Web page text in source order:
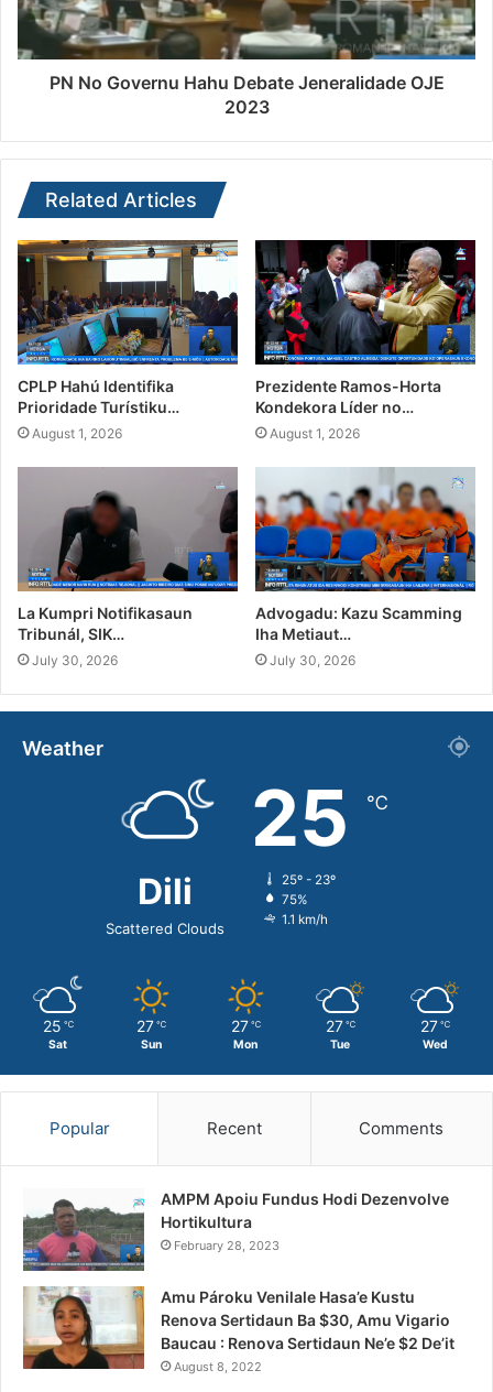
PN No Governu Hahu Debate Jeneralidade OJE
2023
Related Articles
CPLP Hahú Identifika
Prioridade Turístiku…
August 1, 2026
Prezidente Ramos-Horta
Kondekora Líder no…
August 1, 2026
La Kumpri Notifikasaun
Tribunál, SIK…
July 30, 2026
Advogadu: Kazu Scamming
Iha Metiaut…
July 30, 2026
Weather
Dili
Scattered Clouds
25 ℃
25º - 23º
75%
1.1 km/h
25 ℃
Sat
27 ℃
Sun
27 ℃
Mon
27 ℃
Tue
27 ℃
Wed
Popular Recent Comments
AMPM Apoiu Fundus Hodi Dezenvolve
Hortikultura
February 28, 2023
Amu Pároku Venilale Hasa’e Kustu
Renova Sertidaun Ba $30, Amu Vigario
Baucau : Renova Sertidaun Ne’e $2 De’it
August 8, 2022